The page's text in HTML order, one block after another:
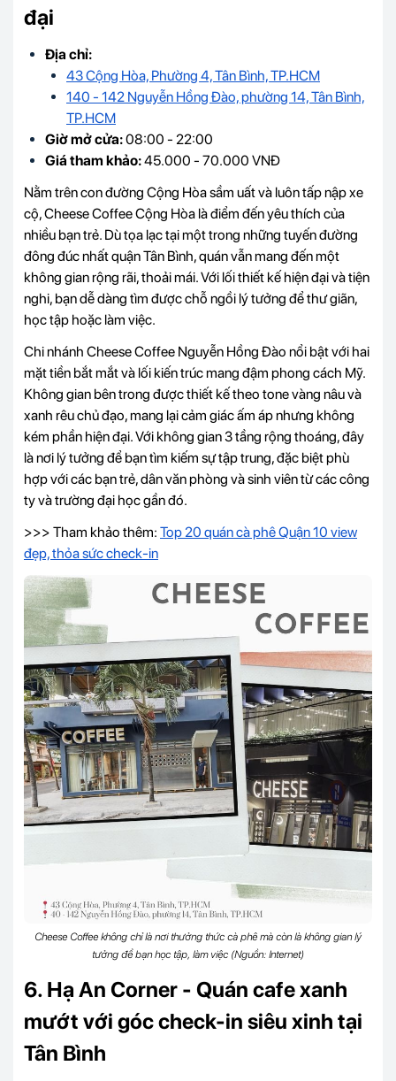
đại
Địa chỉ:
43 Cộng Hòa, Phường 4, Tân Bình, TP.HCM
140 - 142 Nguyễn Hồng Đào, phường 14, Tân Bình,
TP.HCM
Giờ mở cửa:08:00 - 22:00
Giá tham khảo:45.000 - 70.000 VNĐ
Nằm trên con đường Cộng Hòa sầm uất và luôn tấp nập xe
cộ, Cheese Coffee Cộng Hòa là điểm đến yêu thích của
nhiều bạn trẻ. Dù tọa lạc tại một trong những tuyến đường
đông đúc nhất quận Tân Bình, quán vẫn mang đến một
không gian rộng rãi, thoải mái. Với lối thiết kế hiện đại và tiện
nghi, bạn dễ dàng tìm được chỗ ngồi lý tưởng để thư giãn,
học tập hoặc làm việc.
Chi nhánh Cheese Coffee Nguyễn Hồng Đào nổi bật với hai
mặt tiền bắt mắt và lối kiến trúc mang đậm phong cách Mỹ.
Không gian bên trong được thiết kế theo tone vàng nâu và
xanh rêu chủ đạo, mang lại cảm giác ấm áp nhưng không
kém phần hiện đại. Với không gian 3 tầng rộng thoáng, đây
là nơi lý tưởng để bạn tìm kiếm sự tập trung, đặc biệt phù
hợp với các bạn trẻ, dân văn phòng và sinh viên từ các công
ty và trường đại học gần đó.
>>> Tham khảo thêm: Top 20 quán cà phê Quận 10 view
đẹp, thỏa sức check-in
Cheese Coffee không chỉ là nơi thưởng thức cà phê mà còn là không gian lý
tưởng để bạn học tập, làm việc (Nguồn: Internet)
6. Hạ An Corner - Quán cafe xanh
mướt với góc check-in siêu xinh tại
Tân Bình